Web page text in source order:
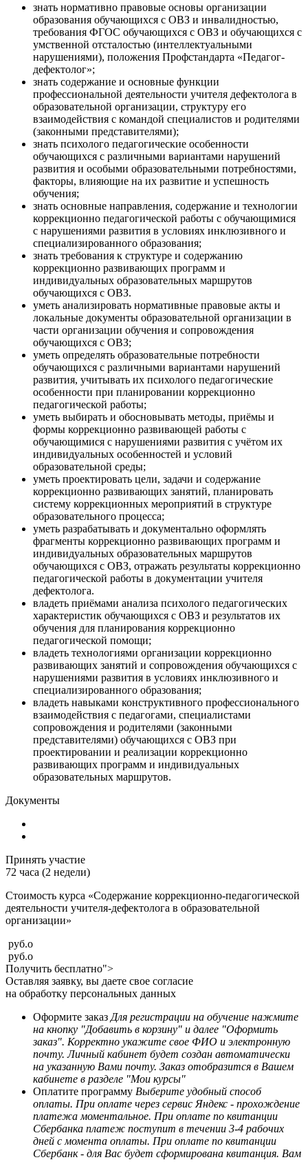
знать нормативно правовые основы организации
образования обучающихся с ОВЗ и инвалидностью,
требования ФГОС обучающихся с ОВЗ и обучающихся с
умственной отсталостью (интеллектуальными
нарушениями), положения Профстандарта «Педагог-
дефектолог»;
знать содержание и основные функции
профессиональной деятельности учителя дефектолога в
образовательной организации, структуру его
взаимодействия с командой специалистов и родителями
(законными представителями);
знать психолого педагогические особенности
обучающихся с различными вариантами нарушений
развития и особыми образовательными потребностями,
факторы, влияющие на их развитие и успешность
обучения;
знать основные направления, содержание и технологии
коррекционно педагогической работы с обучающимися
с нарушениями развития в условиях инклюзивного и
специализированного образования;
знать требования к структуре и содержанию
коррекционно развивающих программ и
индивидуальных образовательных маршрутов
обучающихся с ОВЗ.
уметь анализировать нормативные правовые акты и
локальные документы образовательной организации в
части организации обучения и сопровождения
обучающихся с ОВЗ;
уметь определять образовательные потребности
обучающихся с различными вариантами нарушений
развития, учитывать их психолого педагогические
особенности при планировании коррекционно
педагогической работы;
уметь выбирать и обосновывать методы, приёмы и
формы коррекционно развивающей работы с
обучающимися с нарушениями развития с учётом их
индивидуальных особенностей и условий
образовательной среды;
уметь проектировать цели, задачи и содержание
коррекционно развивающих занятий, планировать
систему коррекционных мероприятий в структуре
образовательного процесса;
уметь разрабатывать и документально оформлять
фрагменты коррекционно развивающих программ и
индивидуальных образовательных маршрутов
обучающихся с ОВЗ, отражать результаты коррекционно
педагогической работы в документации учителя
дефектолога.
владеть приёмами анализа психолого педагогических
характеристик обучающихся с ОВЗ и результатов их
обучения для планирования коррекционно
педагогической помощи;
владеть технологиями организации коррекционно
развивающих занятий и сопровождения обучающихся с
нарушениями развития в условиях инклюзивного и
специализированного образования;
владеть навыками конструктивного профессионального
взаимодействия с педагогами, специалистами
сопровождения и родителями (законными
представителями) обучающихся с ОВЗ при
проектировании и реализации коррекционно
развивающих программ и индивидуальных
образовательных маршрутов.
Документы
Принять участие
72 часа (2 недели)
Стоимость курса «Содержание коррекционно-педагогической
деятельности учителя-дефектолога в образовательной
организации»
руб.o
руб.o
Получить бесплатно">
Оставляя заявку, вы даете свое согласие
на обработку персональных данных
Оформите заказ Для регистрации на обучение нажмите
на кнопку "Добавить в корзину" и далее "Оформить
заказ". Корректно укажите свое ФИО и электронную
почту. Личный кабинет будет создан автоматически
на указанную Вами почту. Заказ отобразится в Вашем
кабинете в разделе "Мои курсы"
Оплатите программу Выберите удобный способ
оплаты. При оплате через сервис Яндекс - прохождение
платежа моментальное. При оплате по квитанции
Сбербанка платеж поступит в течении 3-4 рабочих
дней с момента оплаты. При оплате по квитанции
Сбербанк - для Вас будет сформирована квитанция. Вам